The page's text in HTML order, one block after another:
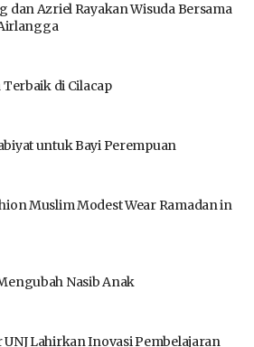
dan Azriel Rayakan Wisuda Bersama
Terbaik di Cilacap
untuk Bayi Perempuan
Muslim Modest Wear Ramadan in
Nasib Anak
Lahirkan Inovasi Pembelajaran